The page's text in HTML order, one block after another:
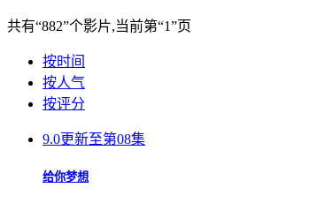
共有“882”个影片,当前第“1”页
按时间
按人气
按评分
9.0更新至第08集
给你梦想